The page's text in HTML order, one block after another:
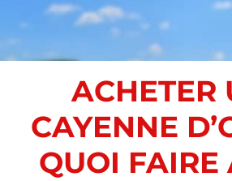
ACHETER
CAYENNE
QUOI FAIRE